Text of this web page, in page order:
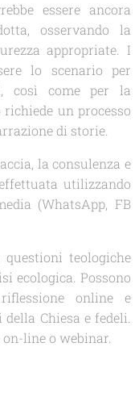
essere ancora
osservando la
appropriate. I
lo scenario per
così come per la
un processo
di storie.
la consulenza e
utilizzando
(WhatsApp, FB
teologiche
ecologica. Possono
online e
Chiesa e fedeli.
on-line o webinar.